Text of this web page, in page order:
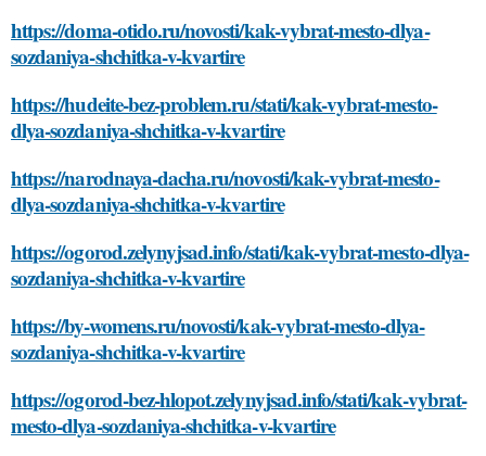
https://doma-otido.ru/novosti/kak-vybrat-mesto-dlya-
sozdaniya-shchitka-v-kvartire
https://hudeite-bez-problem.ru/stati/kak-vybrat-mesto-
dlya-sozdaniya-shchitka-v-kvartire
https://narodnaya-dacha.ru/novosti/kak-vybrat-mesto-
dlya-sozdaniya-shchitka-v-kvartire
https://ogorod.zelynyjsad.info/stati/kak-vybrat-mesto-dlya-
sozdaniya-shchitka-v-kvartire
https://by-womens.ru/novosti/kak-vybrat-mesto-dlya-
sozdaniya-shchitka-v-kvartire
https://ogorod-bez-hlopot.zelynyjsad.info/stati/kak-vybrat-
mesto-dlya-sozdaniya-shchitka-v-kvartire